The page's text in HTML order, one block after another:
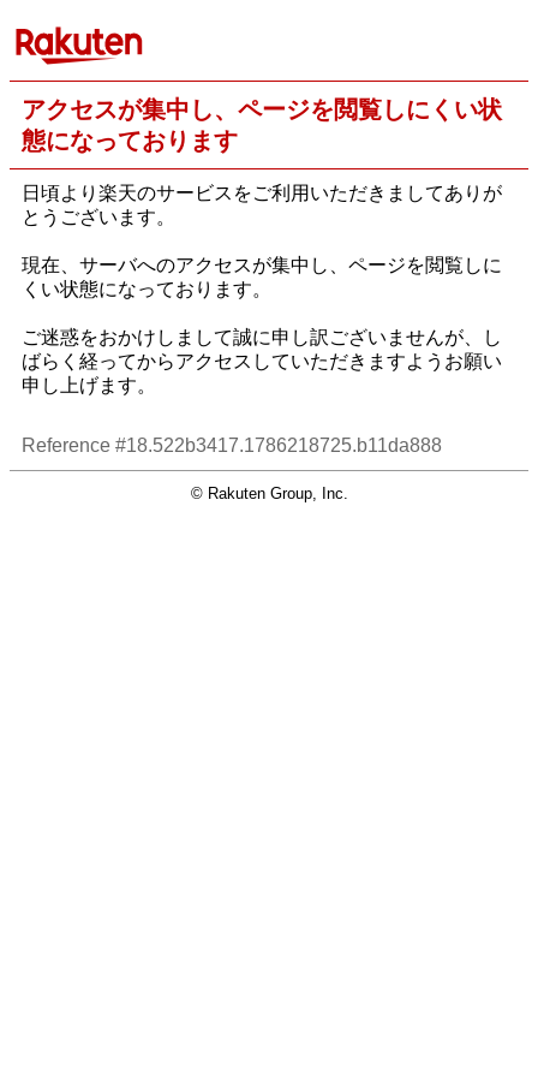
アクセスが集中し、ページを閲覧しにくい状
態になっております
日頃より楽天のサービスをご利用いただきましてありが
とうございます。
現在、サーバへのアクセスが集中し、ページを閲覧しに
くい状態になっております。
ご迷惑をおかけしまして誠に申し訳ございませんが、し
ばらく経ってからアクセスしていただきますようお願い
申し上げます。
Reference #18.522b3417.1786218725.b11da888
© Rakuten Group, Inc.